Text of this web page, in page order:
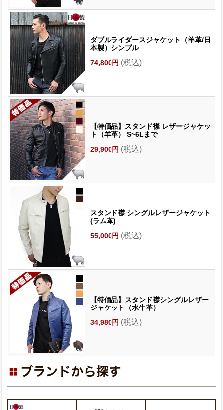
ダブルライダースジャケット（羊革/日
本製）シンプル
74,800円 (税込)
【特価品】スタンド襟 レザージャケッ
ト（羊革） S~6Lまで
29,900円 (税込)
スタンド襟 シングルレザージャケット
(ラム革)
55,000円 (税込)
【特価品】スタンド襟シングルレザー
ジャケット（水牛革）
34,980円 (税込)